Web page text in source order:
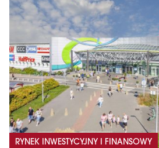
RYNEK INWESTYCYJNY I FINANSOWY